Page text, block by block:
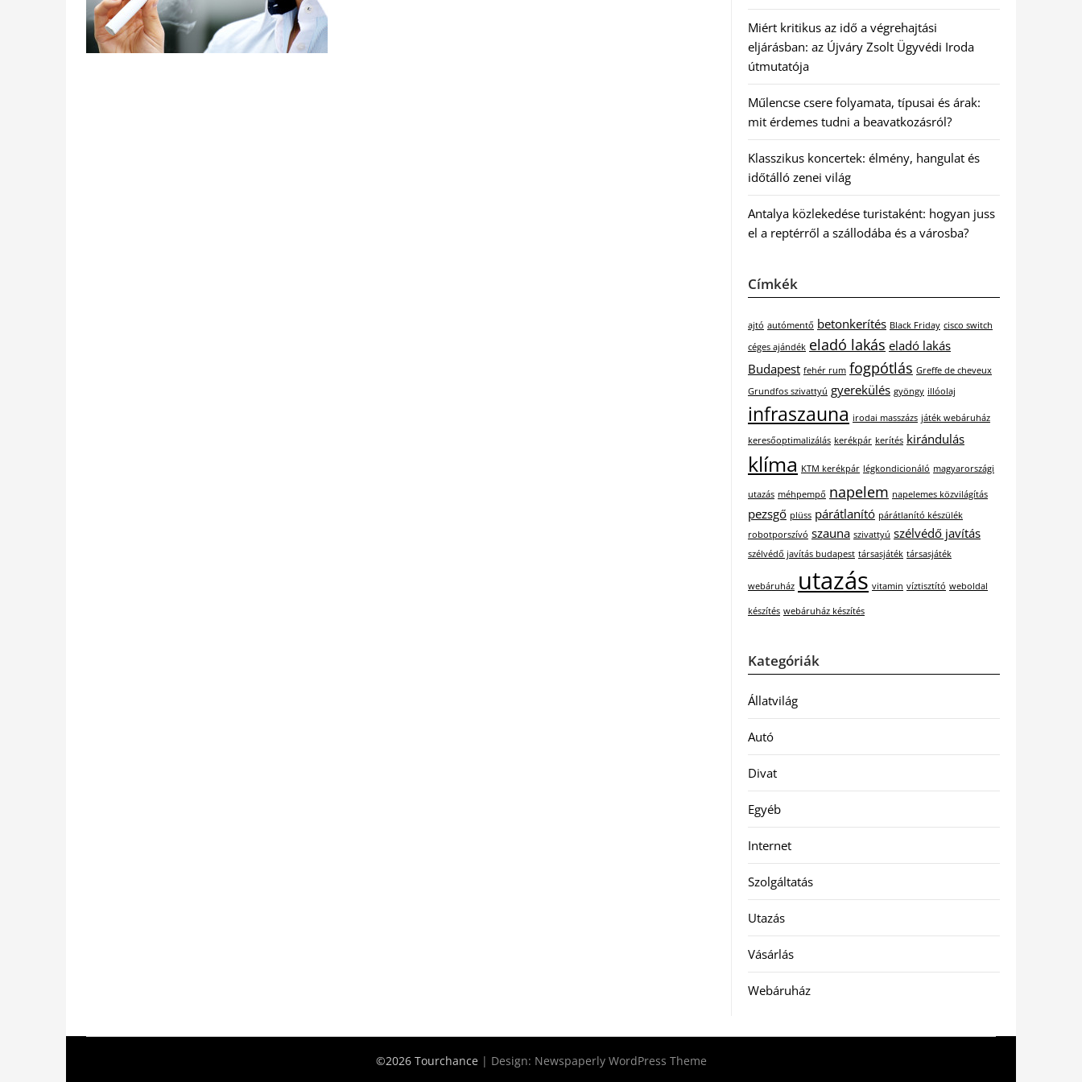
Miért kritikus az idő a végrehajtási
eljárásban: az Újváry Zsolt Ügyvédi Iroda
útmutatója
Műlencse csere folyamata, típusai és árak:
mit érdemes tudni a beavatkozásról?
Klasszikus koncertek: élmény, hangulat és
időtálló zenei világ
Antalya közlekedése turistaként: hogyan juss
el a reptérről a szállodába és a városba?
Címkék
ajtó autómentő betonkerítés Black Friday cisco switch
céges ajándék eladó lakás eladó lakás
Budapest fehér rum fogpótlás Greffe de cheveux
Grundfos szivattyú gyerekülés gyöngy illóolaj
infraszauna irodai masszázs játék webáruház
keresőoptimalizálás kerékpár kerítés kirándulás
klíma KTM kerékpár légkondicionáló magyarországi
utazás méhpempő napelem napelemes közvilágítás
pezsgő plüss párátlanító párátlanító készülék
robotporszívó szauna szivattyú szélvédő javítás
szélvédő javítás budapest társasjáték társasjáték
webáruház utazás vitamin víztisztító weboldal
készítés webáruház készítés
Kategóriák
Állatvilág
Autó
Divat
Egyéb
Internet
Szolgáltatás
Utazás
Vásárlás
Webáruház
©2026 Tourchance | Design: Newspaperly WordPress Theme